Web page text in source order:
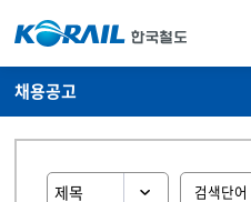
채용공고